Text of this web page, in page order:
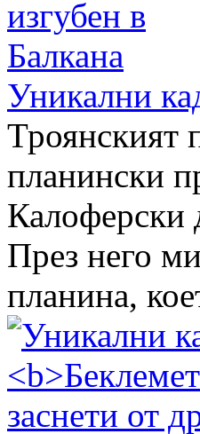
Уникални
Троянският
планински
Калоферски
През него
планина,